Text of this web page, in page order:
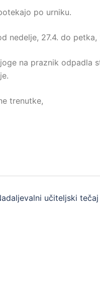
po urniku.
nedelje, 27.4. do
na praznik odpadla
trenutke,
učiteljski